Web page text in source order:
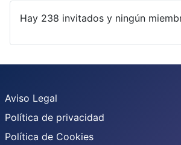
Hay 238 invitados y ningún
Aviso Legal
Política de privacidad
Política de Cookies